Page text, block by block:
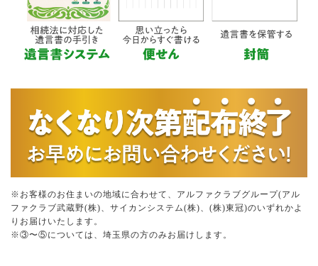
※お客様のお住まいの地域に合わせて、アルファクラブグループ(アル
ファクラブ武蔵野(株)、サイカンシステム(株)、(株)東冠)のいずれかよ
りお届けいたします。
※③〜⑤については、埼玉県の方のみお届けします。